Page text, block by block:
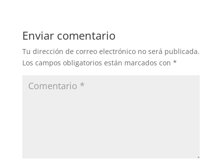
Enviar comentario
Tu dirección de correo electrónico no será publicada.
Los campos obligatorios están marcados con *